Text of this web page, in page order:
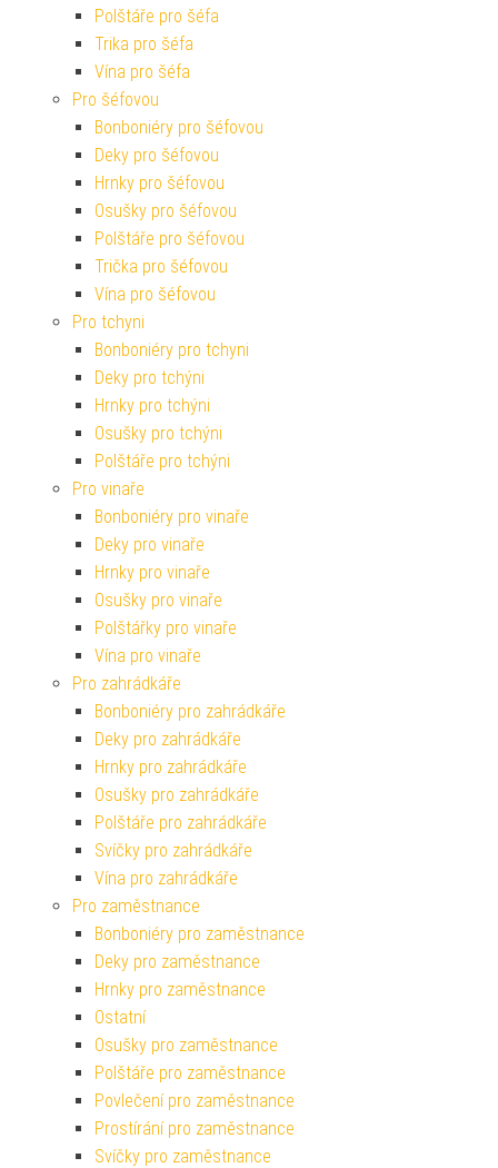
Polštáře pro šéfa
Trika pro šéfa
Vína pro šéfa
Pro šéfovou
Bonboniéry pro šéfovou
Deky pro šéfovou
Hrnky pro šéfovou
Osušky pro šéfovou
Polštáře pro šéfovou
Trička pro šéfovou
Vína pro šéfovou
Pro tchyni
Bonboniéry pro tchyni
Deky pro tchýni
Hrnky pro tchýni
Osušky pro tchýni
Polštáře pro tchýni
Pro vinaře
Bonboniéry pro vinaře
Deky pro vinaře
Hrnky pro vinaře
Osušky pro vinaře
Polštářky pro vinaře
Vína pro vinaře
Pro zahrádkáře
Bonboniéry pro zahrádkáře
Deky pro zahrádkáře
Hrnky pro zahrádkáře
Osušky pro zahrádkáře
Polštáře pro zahrádkáře
Svíčky pro zahrádkáře
Vína pro zahrádkáře
Pro zaměstnance
Bonboniéry pro zaměstnance
Deky pro zaměstnance
Hrnky pro zaměstnance
Ostatní
Osušky pro zaměstnance
Polštáře pro zaměstnance
Povlečení pro zaměstnance
Prostírání pro zaměstnance
Svíčky pro zaměstnance